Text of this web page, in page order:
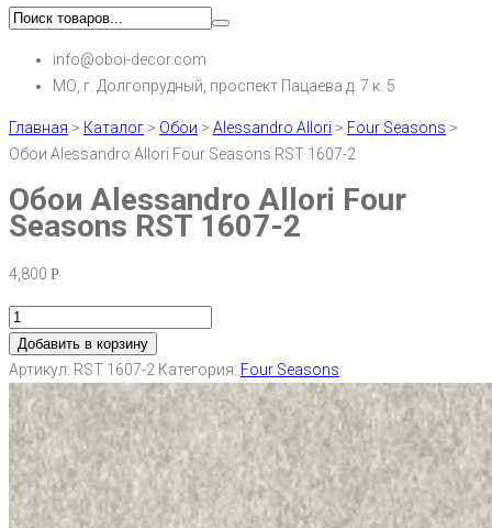
info@oboi-decor.com
МО, г. Долгопрудный, проспект Пацаева д. 7 к. 5
Главная > Каталог > Обои > Alessandro Allori > Four Seasons >
Обои Alessandro Allori Four Seasons RST 1607-2
Обои Alessandro Allori Four
Seasons RST 1607-2
4,800 Р
Добавить в корзину
Артикул: RST 1607-2 Категория: Four Seasons